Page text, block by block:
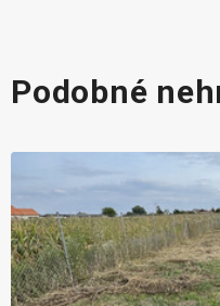
Podobné